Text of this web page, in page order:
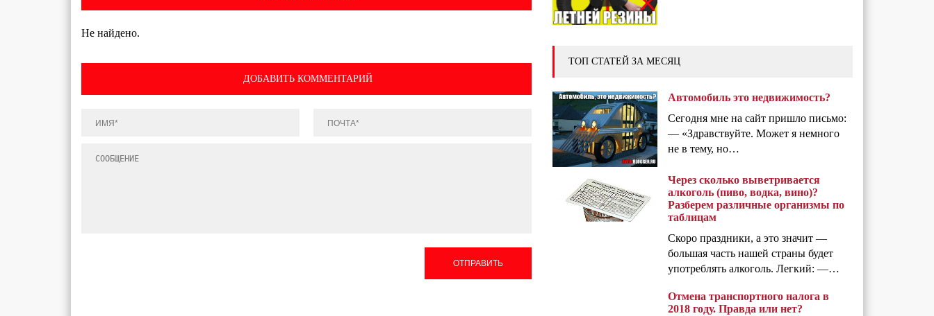
Не найдено.
ДОБАВИТЬ КОММЕНТАРИЙ
ОТПРАВИТЬ
ТОП СТАТЕЙ ЗА МЕСЯЦ
Автомобиль это недвижимость?
Сегодня мне на сайт пришло письмо:
— «Здравствуйте. Может я немного
не в тему, но…
Через сколько выветривается
алкоголь (пиво, водка, вино)?
Разберем различные организмы по
таблицам
Скоро праздники, а это значит —
большая часть нашей страны будет
употреблять алкоголь. Легкий: —…
Отмена транспортного налога в
2018 году. Правда или нет?